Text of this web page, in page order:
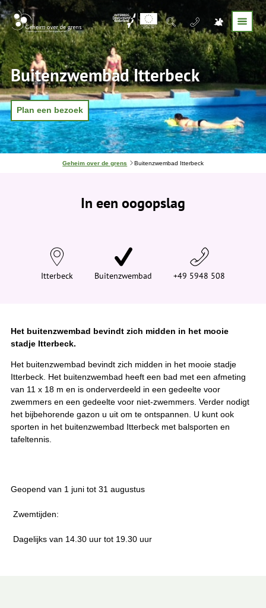
Buitenzwembad Itterbeck
Plan een bezoek
J
e
e
Geheim over de grens Buitenzwembad Itterbeck
In een oogopslag
Itterbeck Buitenzwembad +49 5948 508
Het buitenzwembad bevindt zich midden in het mooie
stadje Itterbeck.
Het buitenzwembad bevindt zich midden in het mooie stadje
Itterbeck. Het buitenzwembad heeft een bad met een afmeting
van 11 x 18 m en is onderverdeeld in een gedeelte voor
zwemmers en een gedeelte voor niet-zwemmers. Verder nodigt
het bijbehorende gazon u uit om te ontspannen. U kunt ook
sporten in het buitenzwembad Itterbeck met balsporten en
tafeltennis.
Geopend van 1 juni tot 31 augustus
Zwemtijden:
Dagelijks van 14.30 uur tot 19.30 uur